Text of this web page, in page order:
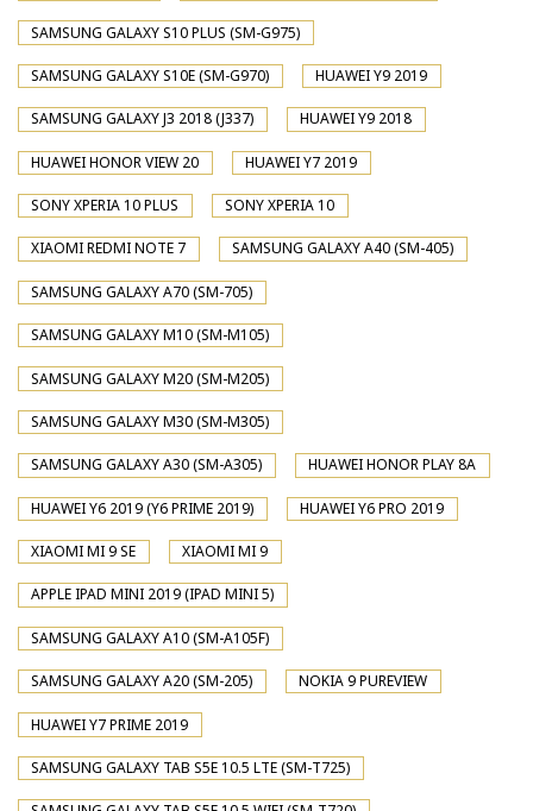
SAMSUNG GALAXY S10 PLUS (SM-G975)
SAMSUNG GALAXY S10E (SM-G970) HUAWEI Y9 2019
SAMSUNG GALAXY J3 2018 (J337) HUAWEI Y9 2018
HUAWEI HONOR VIEW 20 HUAWEI Y7 2019
SONY XPERIA 10 PLUS SONY XPERIA 10
XIAOMI REDMI NOTE 7 SAMSUNG GALAXY A40 (SM-405)
SAMSUNG GALAXY A70 (SM-705)
SAMSUNG GALAXY M10 (SM-M105)
SAMSUNG GALAXY M20 (SM-M205)
SAMSUNG GALAXY M30 (SM-M305)
SAMSUNG GALAXY A30 (SM-A305) HUAWEI HONOR PLAY 8A
HUAWEI Y6 2019 (Y6 PRIME 2019) HUAWEI Y6 PRO 2019
XIAOMI MI 9 SE XIAOMI MI 9
APPLE IPAD MINI 2019 (IPAD MINI 5)
SAMSUNG GALAXY A10 (SM-A105F)
SAMSUNG GALAXY A20 (SM-205) NOKIA 9 PUREVIEW
HUAWEI Y7 PRIME 2019
SAMSUNG GALAXY TAB S5E 10.5 LTE (SM-T725)